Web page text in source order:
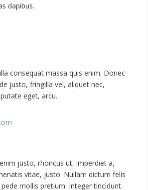
dapibus.
consequat massa quis enim. Donec
justo, fringilla vel, aliquet nec,
eget, arcu.
justo, rhoncus ut, imperdiet a,
vitae, justo. Nullam dictum felis
mollis pretium. Integer tincidunt.